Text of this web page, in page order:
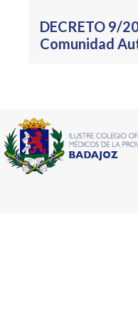
DECRETO 9/
Comunidad